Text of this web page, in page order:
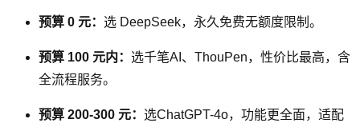
预算 0 元： 选 DeepSeek，永久免费无额度限制。
预算 100 元内： 选千笔AI、ThouPen，性价比最高，含
全流程服务。
预算 200-300 元： 选ChatGPT-4o，功能更全面，适配